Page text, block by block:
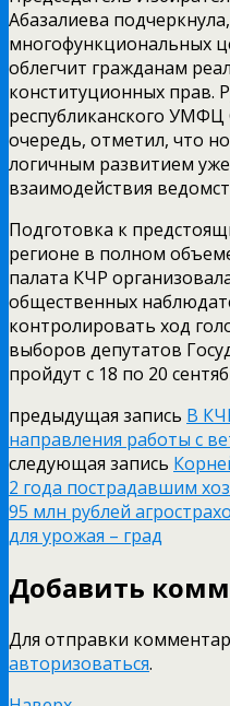
Абазалиева
многофункциональных
облегчит гражданам
конституционных прав.
республиканского
очередь, отметил, что
логичным развитием
взаимодействия
Подготовка к
регионе в полном
палата КЧР
общественных
контролировать ход
выборов депутатов
пройдут с 18 по 20
предыдущая запись В
направления работы с
следующая запись
2 года пострадавшим
95 млн рублей
для урожая – град
Добавить
Для отправки
авторизоваться.